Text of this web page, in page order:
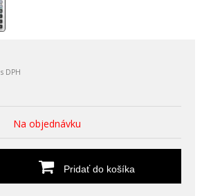
s DPH
Na objednávku
Pridať do košíka